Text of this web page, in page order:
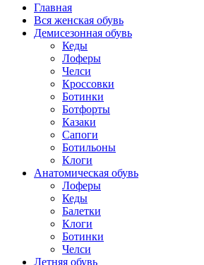
Главная
Вся женская обувь
Демисезонная обувь
Кеды
Лоферы
Челси
Кроссовки
Ботинки
Ботфорты
Казаки
Сапоги
Ботильоны
Клоги
Анатомическая обувь
Лоферы
Кеды
Балетки
Клоги
Ботинки
Челси
Летняя обувь